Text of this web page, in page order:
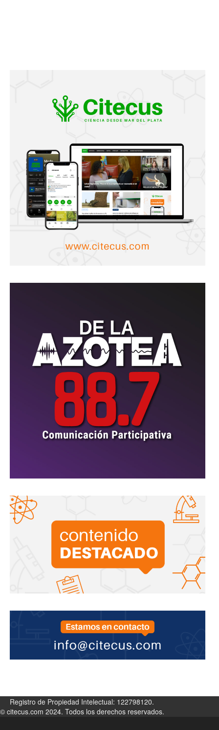
Registro de Propiedad Intelectual: 122798120.
© citecus.com 2024. Todos los derechos reservados.